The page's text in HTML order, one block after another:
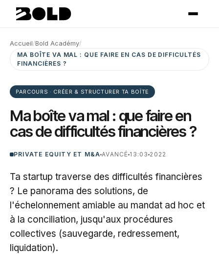
Accueil/Bold Académy/
MA BOÎTE VA MAL : QUE FAIRE EN CAS DE DIFFICULTÉS
FINANCIÈRES ?
PARCOURS · CRÉER & STRUCTURER TA BOÎTE
Ma boîte va mal : que faire en
cas de difficultés financières ?
PRIVATE EQUITY ET M&A AVANCÉ 13:03 2022
Ta startup traverse des difficultés financières
? Le panorama des solutions, de
l'échelonnement amiable au mandat ad hoc et
à la conciliation, jusqu'aux procédures
collectives (sauvegarde, redressement,
liquidation).